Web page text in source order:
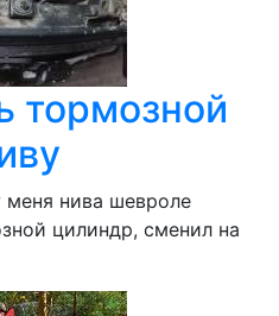
тормозной
нива шевроле
цилиндр, сменил на